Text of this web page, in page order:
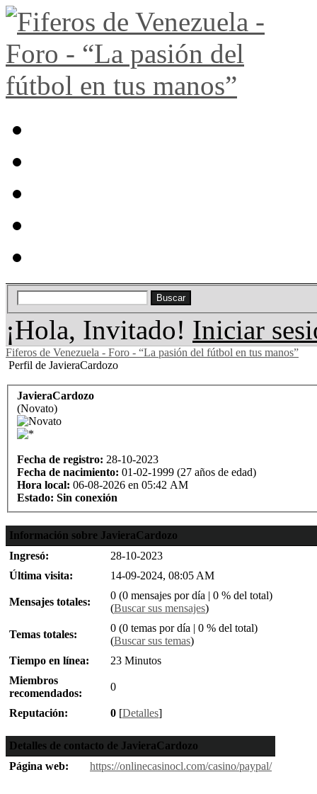
¡Hola, Invitado! Iniciar
Fiferos de Venezuela - Foro - “La pasión del fútbol en tus manos”
Perfil de JavieraCardozo
JavieraCardozo
(Novato)
Fecha de registro: 28-10-2023
Fecha de nacimiento: 01-02-1999 (27 años de edad)
Hora local: 06-08-2026 en 05:42 AM
Estado: Sin conexión
Información sobre JavieraCardozo
Ingresó:
28-10-2023
Última visita:
14-09-2024, 08:05 AM
Mensajes totales:
0 (0 mensajes por día | 0 % del total)
(Buscar sus mensajes)
Temas totales:
0 (0 temas por día | 0 % del total)
(Buscar sus temas)
Tiempo en línea:
23 Minutos
Miembros
recomendados:
0
Reputación: 0 [Detalles]
Detalles de contacto de JavieraCardozo
Página web:
https://onlinecasinocl.com/casino/paypal/